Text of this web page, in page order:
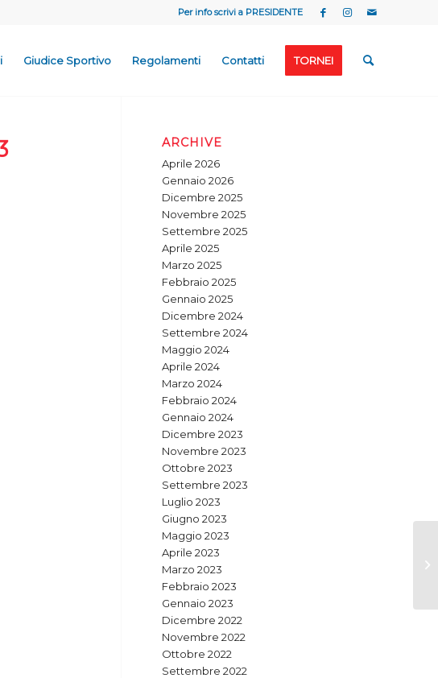
Per info scrivi a PRESIDENTE
Giudice Sportivo Regolamenti Contatti TORNEI
ARCHIVE
Aprile 2026
Gennaio 2026
Dicembre 2025
Novembre 2025
Settembre 2025
Aprile 2025
Marzo 2025
Febbraio 2025
Gennaio 2025
Dicembre 2024
Settembre 2024
Maggio 2024
Aprile 2024
Marzo 2024
Febbraio 2024
Gennaio 2024
Dicembre 2023
Novembre 2023
Ottobre 2023
Settembre 2023
Luglio 2023
Giugno 2023
Maggio 2023
Aprile 2023
Marzo 2023
Febbraio 2023
Gennaio 2023
Dicembre 2022
Novembre 2022
Ottobre 2022
Settembre 2022